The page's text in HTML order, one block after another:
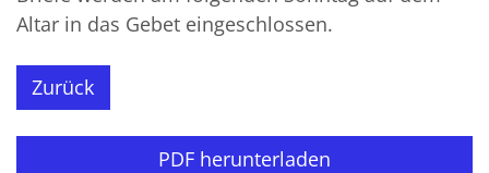
Altar in das Gebet eingeschlossen.
Zurück
PDF herunterladen